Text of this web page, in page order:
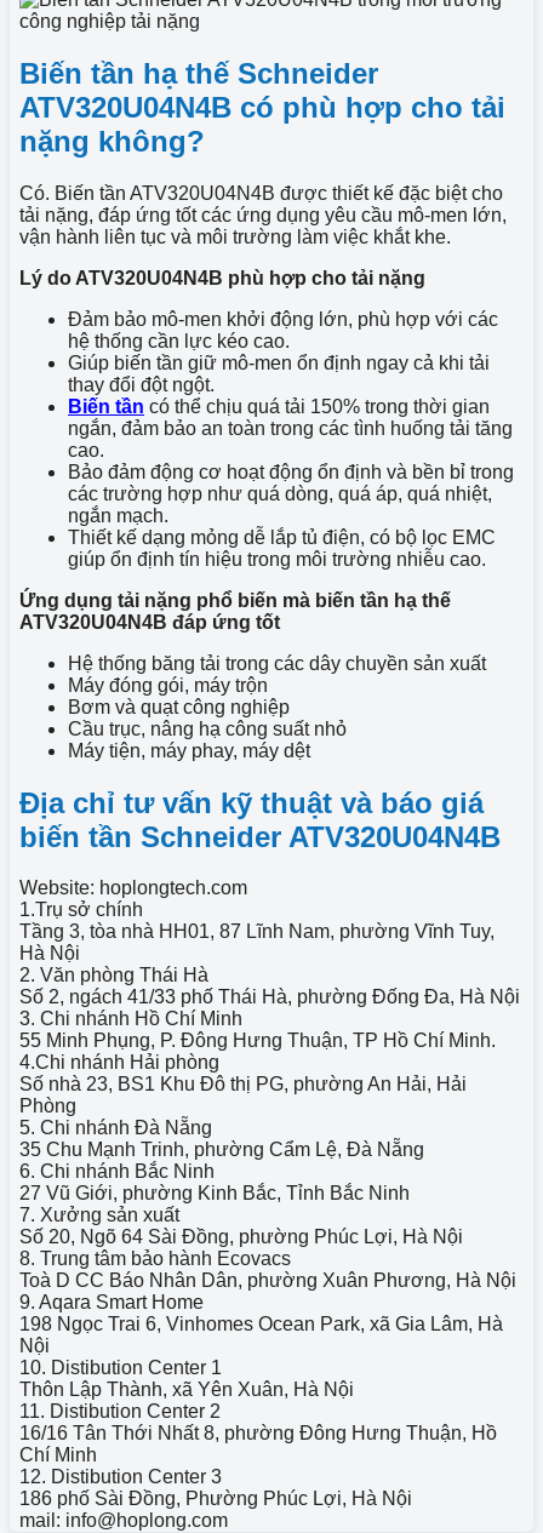
Biến tần hạ thế Schneider
ATV320U04N4B có phù hợp cho tải
nặng không?
Có. Biến tần ATV320U04N4B được thiết kế đặc biệt cho
tải nặng, đáp ứng tốt các ứng dụng yêu cầu mô-men lớn,
vận hành liên tục và môi trường làm việc khắt khe.
Lý do ATV320U04N4B phù hợp cho tải nặng
Đảm bảo mô-men khởi động lớn, phù hợp với các
hệ thống cần lực kéo cao.
Giúp biến tần giữ mô-men ổn định ngay cả khi tải
thay đổi đột ngột.
Biến tần có thể chịu quá tải 150% trong thời gian
ngắn, đảm bảo an toàn trong các tình huống tải tăng
cao.
Bảo đảm động cơ hoạt động ổn định và bền bỉ trong
các trường hợp như quá dòng, quá áp, quá nhiệt,
ngắn mạch.
Thiết kế dạng mỏng dễ lắp tủ điện, có bộ lọc EMC
giúp ổn định tín hiệu trong môi trường nhiễu cao.
Ứng dụng tải nặng phổ biến mà biến tần hạ thế
ATV320U04N4B đáp ứng tốt
Hệ thống băng tải trong các dây chuyền sản xuất
Máy đóng gói, máy trộn
Bơm và quạt công nghiệp
Cầu trục, nâng hạ công suất nhỏ
Máy tiện, máy phay, máy dệt
Địa chỉ tư vấn kỹ thuật và báo giá
biến tần Schneider ATV320U04N4B
Website: hoplongtech.com
1.Trụ sở chính
Tầng 3, tòa nhà HH01, 87 Lĩnh Nam, phường Vĩnh Tuy,
Hà Nội
2. Văn phòng Thái Hà
Số 2, ngách 41/33 phố Thái Hà, phường Đống Đa, Hà Nội
3. Chi nhánh Hồ Chí Minh
55 Minh Phụng, P. Đông Hưng Thuận, TP Hồ Chí Minh.
4.Chi nhánh Hải phòng
Số nhà 23, BS1 Khu Đô thị PG, phường An Hải, Hải
Phòng
5. Chi nhánh Đà Nẵng
35 Chu Mạnh Trinh, phường Cẩm Lệ, Đà Nẵng
6. Chi nhánh Bắc Ninh
27 Vũ Giới, phường Kinh Bắc, Tỉnh Bắc Ninh
7. Xưởng sản xuất
Số 20, Ngõ 64 Sài Đồng, phường Phúc Lợi, Hà Nội
8. Trung tâm bảo hành Ecovacs
Toà D CC Báo Nhân Dân, phường Xuân Phương, Hà Nội
9. Aqara Smart Home
198 Ngọc Trai 6, Vinhomes Ocean Park, xã Gia Lâm, Hà
Nội
10. Distibution Center 1
Thôn Lập Thành, xã Yên Xuân, Hà Nội
11. Distibution Center 2
16/16 Tân Thới Nhất 8, phường Đông Hưng Thuận, Hồ
Chí Minh
12. Distibution Center 3
186 phố Sài Đồng, Phường Phúc Lợi, Hà Nội
mail: info@hoplong.com